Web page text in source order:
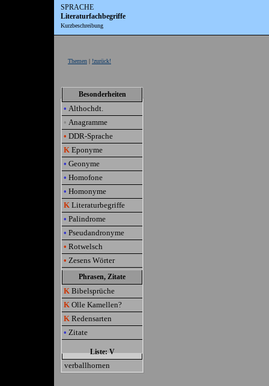
SPRACHE
Literaturfachbegriffe
Kurzbeschreibung
Themen | !zurück!
Besonderheiten
• Althochdt.
• Anagramme
• DDR-Sprache
K Eponyme
• Geonyme
• Homofone
• Homonyme
K Literaturbegriffe
• Palindrome
• Pseudandronyme
• Rotwelsch
• Zesens Wörter
Phrasen, Zitate
K Bibelsprüche
K Olle Kamellen?
K Redensarten
• Zitate
Liste: V
verballhornen